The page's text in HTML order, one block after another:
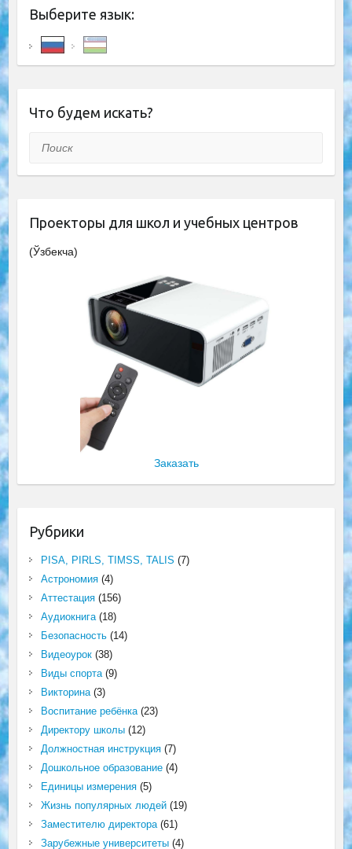
Выберите язык:
Что будем искать?
Поиск
Проекторы для школ и учебных центров
(Ўзбекча)
Заказать
Рубрики
PISA, PIRLS, TIMSS, TALIS (7)
Астрономия(4)
Аттестация(156)
Аудиокнига(18)
Безопасность(14)
Видеоурок(38)
Виды спорта(9)
Викторина(3)
Воспитание ребёнка(23)
Директору школы(12)
Должностная инструкция(7)
Дошкольное образование(4)
Единицы измерения(5)
Жизнь популярных людей(19)
Заместителю директора(61)
Зарубежные университеты(4)